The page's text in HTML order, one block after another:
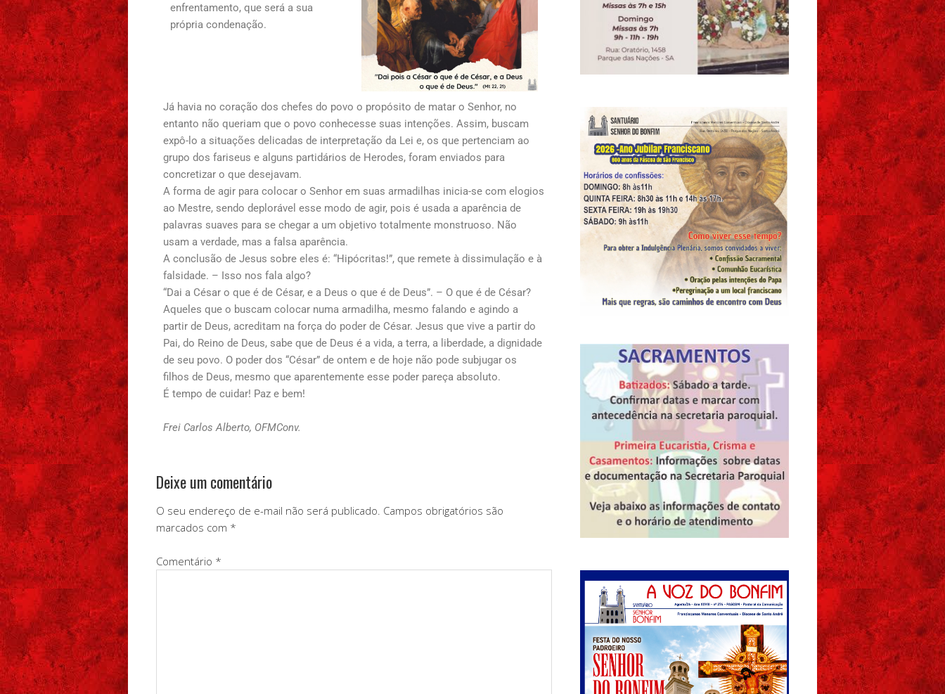
enfrentamento, que será a sua
própria condenação.
Já havia no coração dos chefes do povo o propósito de matar o Senhor, no
entanto não queriam que o povo conhecesse suas intenções. Assim, buscam
expô-lo a situações delicadas de interpretação da Lei e, os que pertenciam ao
grupo dos fariseus e alguns partidários de Herodes, foram enviados para
concretizar o que desejavam.
A forma de agir para colocar o Senhor em suas armadilhas inicia-se com elogios
ao Mestre, sendo deplorável esse modo de agir, pois é usada a aparência de
palavras suaves para se chegar a um objetivo totalmente monstruoso. Não
usam a verdade, mas a falsa aparência.
A conclusão de Jesus sobre eles é: “Hipócritas!”, que remete à dissimulação e à
falsidade. – Isso nos fala algo?
“Dai a César o que é de César, e a Deus o que é de Deus”. – O que é de César?
Aqueles que o buscam colocar numa armadilha, mesmo falando e agindo a
partir de Deus, acreditam na força do poder de César. Jesus que vive a partir do
Pai, do Reino de Deus, sabe que de Deus é a vida, a terra, a liberdade, a dignidade
de seu povo. O poder dos “César” de ontem e de hoje não pode subjugar os
filhos de Deus, mesmo que aparentemente esse poder pareça absoluto.
É tempo de cuidar! Paz e bem!
Frei Carlos Alberto, OFMConv.
Deixe um comentário
O seu endereço de e-mail não será publicado. Campos obrigatórios são
marcados com *
Comentário *